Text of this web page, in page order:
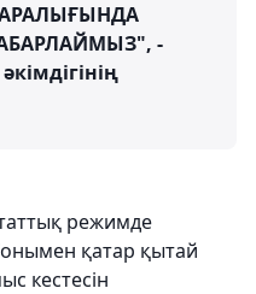
АРАЛЫҒЫНДА
-
режимде
қатар қытай
кестесін